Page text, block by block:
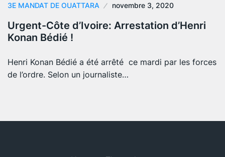
3E MANDAT DE OUATTARA novembre 3, 2020
Urgent-Côte d’Ivoire: Arrestation d’Henri
Konan Bédié !
Henri Konan Bédié a été arrêté ce mardi par les forces
de l’ordre. Selon un journaliste…